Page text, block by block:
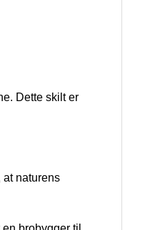
Dette skilt er
at naturens